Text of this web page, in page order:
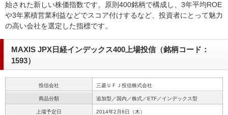
始された新しい株価指数です。原則400銘柄で構成し、3年平均ROE
や3年累積営業利益などでスコア付けするなど、投資者にとって魅力
の高い会社を選定した指標です。
MAXIS JPX日経インデックス400上場投信（銘柄コード：
1593）
投信会社 三菱ＵＦＪ投信株式会社
商品分類 追加型／国内／株式／ETF／インデックス型
上場予定日 2014年2月6日（木）